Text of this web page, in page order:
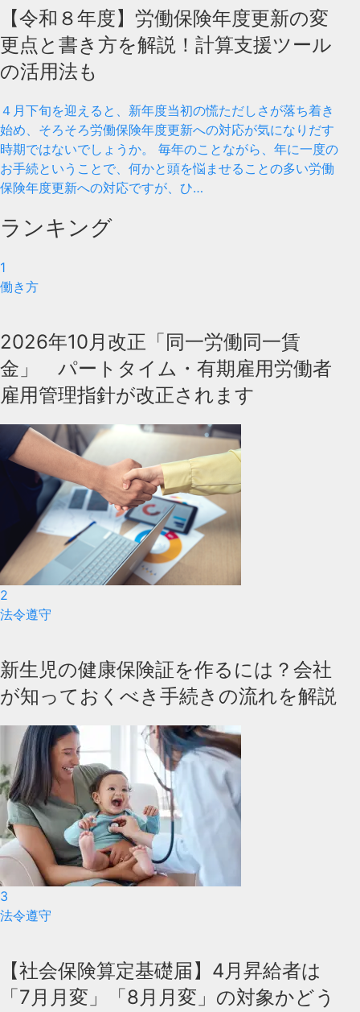
【令和８年度】労働保険年度更新の変
更点と書き方を解説！計算支援ツール
の活用法も
４月下旬を迎えると、新年度当初の慌ただしさが落ち着き
始め、そろそろ労働保険年度更新への対応が気になりだす
時期ではないでしょうか。 毎年のことながら、年に一度の
お手続ということで、何かと頭を悩ませることの多い労働
保険年度更新への対応ですが、ひ…
ランキング
1
働き方
2026年10月改正「同一労働同一賃
金」 パートタイム・有期雇用労働者
雇用管理指針が改正されます
2
法令遵守
新生児の健康保険証を作るには？会社
が知っておくべき手続きの流れを解説
3
法令遵守
【社会保険算定基礎届】4月昇給者は
「7月月変」「8月月変」の対象かどう